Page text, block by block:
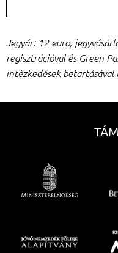
Jegyár: 12 euro,
regisztrációval és Green
intézkedések betartásával